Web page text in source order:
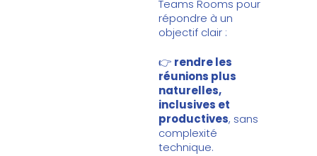
Teams Rooms pour
répondre à un
objectif clair :
👉 rendre les
réunions plus
naturelles,
inclusives et
productives, sans
complexité
technique.